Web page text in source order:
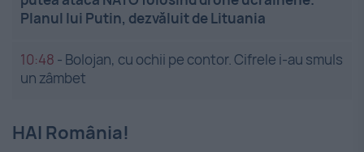
Planul lui Putin, dezvăluit de Lituania
10:48 - Bolojan, cu ochii pe contor. Cifrele i-au smuls
un zâmbet
HAI România!